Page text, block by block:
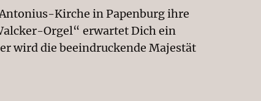
Kirche in Papenburg ihre
Orgel“ erwartet Dich ein
wird die beeindruckende Majestät